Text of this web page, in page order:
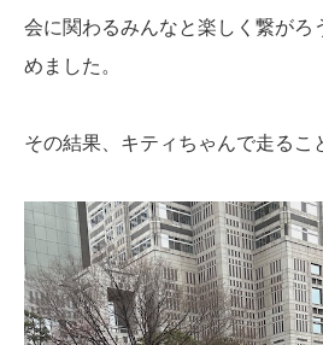
会に関わるみんなと楽しく繋がろ
めました。
その結果、キティちゃんで走るこ